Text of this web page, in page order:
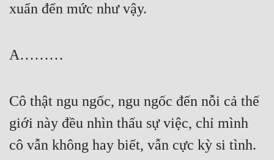
xuẩn đến mức như vậy.
A………
Cô thật ngu ngốc, ngu ngốc đến nỗi cả thế
giới này đều nhìn thấu sự việc, chỉ mình
cô vẫn không hay biết, vẫn cực kỳ si tình.